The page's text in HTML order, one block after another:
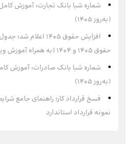
شماره شبا بانک تجارت: آموزش
(به‌روز ۱۴۰۵)
افزایش حقوق 1405
حقوق 1405 و 1404 (به همراه آموزش ویدئویی)
شماره شبا بانک صادرات: آموزش
(به‌روز ۱۴۰۵)
فسخ قرارداد کار؛ راهنمای جامع
نمونه قرارداد استاندارد